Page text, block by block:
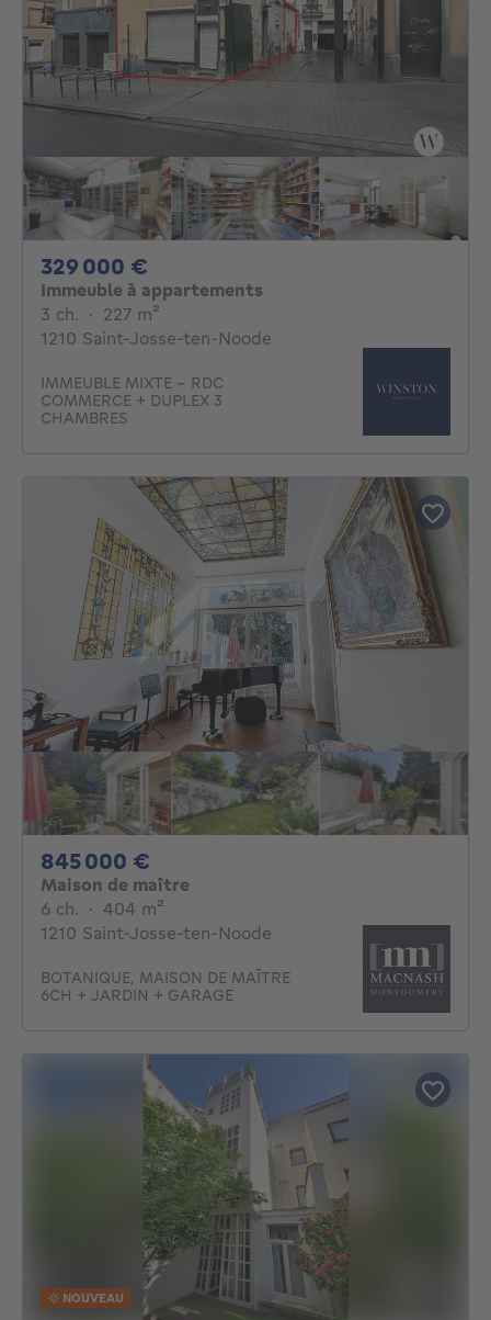
329 000 €
Immeuble à appartements
3 ch. 3 chambres
· 227 m²
1210 Saint-Josse-ten-Noode
IMMEUBLE MIXTE - RDC
COMMERCE + DUPLEX 3
CHAMBRES
845 000 €
Maison de maître
6 ch. 6 chambres
· 404 m²
1210 Saint-Josse-ten-Noode
BOTANIQUE, MAISON DE MAÎTRE
6CH + JARDIN + GARAGE
NOUVEAU